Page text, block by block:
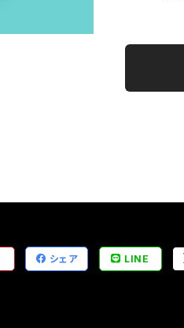
シェア LINE